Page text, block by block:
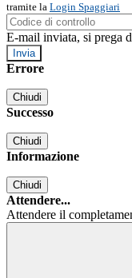
tramite la Login Spaggiari
E-mail inviata, si prega
Errore
Chiudi
Successo
Chiudi
Informazione
Chiudi
Attendere...
Attendere il